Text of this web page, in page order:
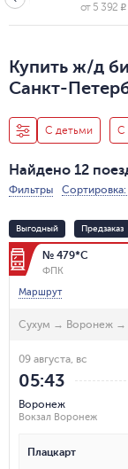
от 5 392 R
Купить ж/д
Санкт-
С детьми С
Найдено 12
Фильтры
Выгодный Предзаказ
№ 479*С
ФПК
Маршрут
Сухум → Воронеж →
09 августа, вс
05:43
Воронеж
Вокзал Воронеж
Плацкарт